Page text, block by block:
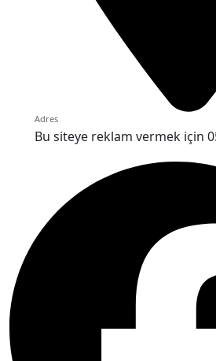
Adres
Bu siteye reklam vermek için